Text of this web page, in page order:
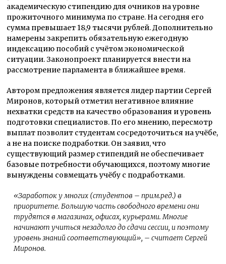
академическую стипендию для очников на уровне
прожиточного минимума по стране. На сегодня его
сумма превышает 18,9 тысячи рублей. Дополнительно
намерены закрепить обязательную ежегодную
индексацию пособий с учётом экономической
ситуации. Законопроект планируется внести на
рассмотрение парламента в ближайшее время.
Автором предложения является лидер партии Сергей
Миронов, который отметил негативное влияние
нехватки средств на качество образования и уровень
подготовки специалистов. По его мнению, пересмотр
выплат позволит студентам сосредоточиться на учёбе,
а не на поиске подработки. Он заявил, что
существующий размер стипендий не обеспечивает
базовые потребности обучающихся, поэтому многие
вынуждены совмещать учёбу с подработками.
«Заработок у многих (студентов – прим.ред.) в
приоритете. Большую часть свободного времени они
трудятся в магазинах, офисах, курьерами. Многие
начинают учиться незадолго до сдачи сессии, и поэтому
уровень знаний соответствующий», – считает Сергей
Миронов.